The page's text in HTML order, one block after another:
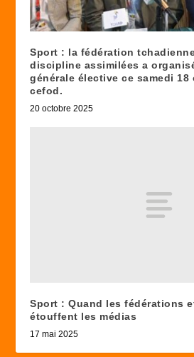
Sport : la fédération
discipline assimilées a
générale élective ce samedi 18
cefod.
20 octobre 2025
Sport : Quand les fédérations
étouffent les médias
17 mai 2025